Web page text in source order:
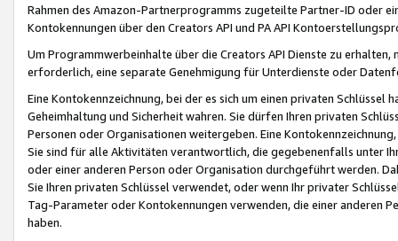
Rahmen des Amazon-Partnerprogramms zugeteilte Partner-ID oder
Kontokennungen über den Creators API und PA API
Um Programmwerbeinhalte über die Creators API Dienste zu
erforderlich, eine separate Genehmigung für Unterdienste oder
Eine Kontokennzeichnung, bei der es sich um einen privaten
Geheimhaltung und Sicherheit wahren. Sie dürfen Ihren privaten
Personen oder Organisationen weitergeben. Eine
Sie sind für alle Aktivitäten verantwortlich, die gegebenenfalls unter
oder einer anderen Person oder Organisation durchgeführt werden.
Sie Ihren privaten Schlüssel verwendet, oder wenn Ihr privater
Tag-Parameter oder Kontokennungen verwenden, die einer anderen
haben.